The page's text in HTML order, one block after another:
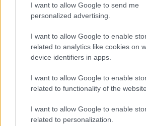
I want to allow Google to send me
personalized advertising.
I want to allow Google to enable
related to analytics like cookies on
device identifiers in apps.
I want to allow Google to enable
related to functionality of the
I want to allow Google to enable
related to personalization.
AZ EMBERSÉG